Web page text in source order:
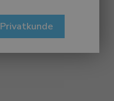
Privatkunde